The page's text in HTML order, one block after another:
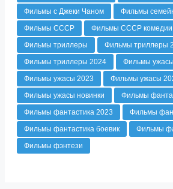
Фильмы с Джеки Чаном
Фильмы
Фильмы СССР
Фильмы СССР комедии
Фильмы триллеры
Фильмы триллеры
Фильмы триллеры 2024
Фильмы ужасы
Фильмы ужасы 2023
Фильмы ужасы
Фильмы ужасы новинки
Фильмы
Фильмы фантастика 2023
Фильмы
Фильмы фантастика боевик
Фильмы
Фильмы фэнтези